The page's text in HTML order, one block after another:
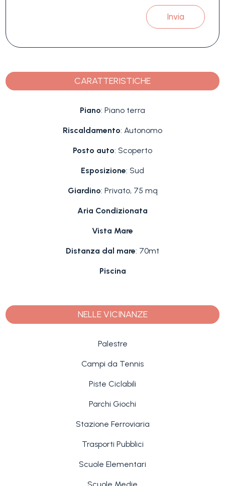
Invia
CARATTERISTICHE
Piano: Piano terra
Riscaldamento: Autonomo
Posto auto: Scoperto
Esposizione: Sud
Giardino: Privato, 75 mq
Aria Condizionata
Vista Mare
Distanza dal mare: 70mt
Piscina
NELLE VICINANZE
Palestre
Campi da Tennis
Piste Ciclabili
Parchi Giochi
Stazione Ferroviaria
Trasporti Pubblici
Scuole Elementari